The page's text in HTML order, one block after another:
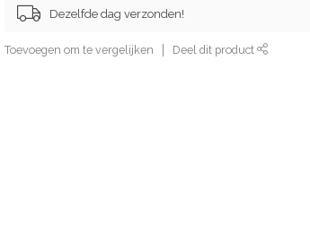
Dezelfde dag verzonden!
Toevoegen om te vergelijken Deel dit product